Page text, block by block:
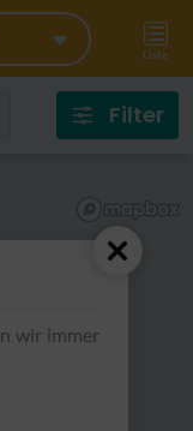
Liste
Filter
wir immer